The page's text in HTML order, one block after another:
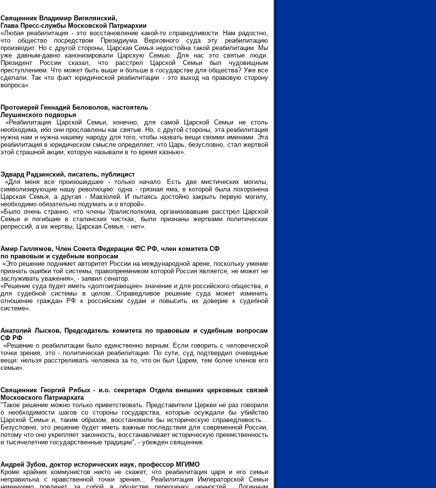
Священник Владимир Вигилянский,
Глава Пресс-службы Московской Патриархии
«Любая реабилитация - это восстановление какой-то справедливости. Нам радостно,
что общество посредством Президиума Верховного суда эту реабилитацию
производит. Но с другой стороны, Царская Семья недостойна такой реабилитации. Мы
уже давным-давно канонизировали Царскую Семью. Для нас это святые люди.
Президент России сказал, что расстрел Царской Семьи был чудовищным
преступлением. Что может быть выше и больше в государстве для общества? Уже все
сделали. Так что факт юридической реабилитации - это выход на правовую сторону
вопроса».
Протоиерей Геннадий Беловолов, настоятель
Леушинского подворья
«Реабилитация Царской Семьи, конечно, для самой Царской Семьи не столь
необходима, ибо они прославлены как святые. Но, с другой стороны, эта реабилитация
нужна нам и нужна нашему народу для того, чтобы назвать вещи своими именами. Эта
реабилитация в юридическом смысле определяет, что Царь, безусловно, стал жертвой
этой страшной акции, которую называли в то время казнью».
Эдвард Радзинский, писатель, публицист
«Для меня все произошедшее - только начало. Есть две мистических могилы,
символизирующие нашу революцию: одна - грязная яма, в которой была похоронена
Царская Семья, а другая - Мавзолей. И пытаясь достойно закрыть первую могилу,
необходимо обязательно подумать и о второй».
«Было очень странно, что члены Уралисполкома, организовавшие расстрел Царской
Семьи и погибшие в сталинских чистках, были признаны жертвами политических
репрессий, а их жертвы, Царская Семья, - нет».
Амир Галлямов, Член Совета Федерации ФС РФ, член комитета СФ
по правовым и судебным вопросам
«Это решение поднимет авторитет России на международной арене, поскольку умение
признать ошибки той системы, правопреемником которой Россия является, не может не
заслуживать уважения», - заявил сенатор.
«Решение суда будет иметь «долгоиграющее» значение и для российского общества, и
для судебной системы в целом…Справедливое решение суда может изменить
отношение граждан РФ к российским судам и повысить их доверие к судебной
системе».
Анатолий Лысков, Председатель комитета по правовым и судебным вопросам
СФ РФ
«Решение о реабилитации было единственно верным. Если говорить с человеческой
точки зрения, это - политическая реабилитация. По сути, суд подтвердил очевидные
вещи: нельзя расстреливать человека за то, что он был Царем, тем более членов его
семьи».
Священник Георгий Рябых - и.о. секретаря Отдела внешних церковных связей
Московского Патриархата
"Такое решение можно только приветствовать. Представители Церкви не раз говорили
о необходимости шагов со стороны государства, которые осуждали бы убийство
Царской Семьи и, таким образом, восстановили бы историческую справедливость…
Безусловно, это решение будет иметь важные последствия для современной России,
потому что оно укрепляет законность, восстанавливает историческую преемственность
и тысячелетние государственные традиции", - убежден священник.
Андрей Зубов, доктор исторических наук, профессор МГИМО
Кроме крайних коммунистов никто не скажет, что реабилитация царя и его семьи
неправильна с нравственной точки зрения… Реабилитация Императорской Семьи